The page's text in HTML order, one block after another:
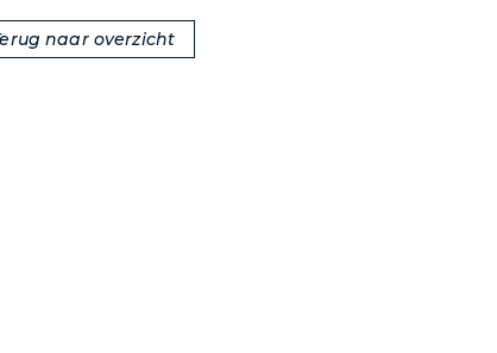
naar overzicht